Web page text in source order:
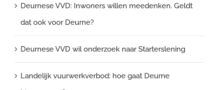
Deurnese VVD: Inwoners willen meedenken. Geldt
dat ook voor Deurne?
Deurnese VVD wil onderzoek naar Starterslening
Landelijk vuurwerkverbod: hoe gaat Deurne